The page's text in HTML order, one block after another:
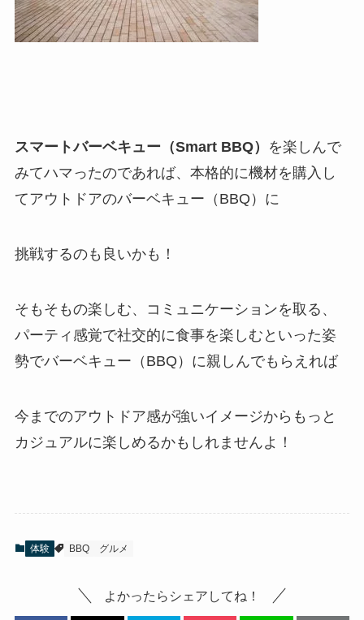
スマートバーベキュー（Smart BBQ）
を楽しんで
みてハマったのであれば、本格的に機材を購入し
てアウトドアのバーベキュー（BBQ）に
挑戦するのも良いかも！
そもそもの楽しむ、コミュニケーションを取る、
パーティ感覚で社交的に食事を楽しむといった姿
勢でバーベキュー（BBQ）に親しんでもらえれば
今までのアウトドア感が強いイメージからもっと
カジュアルに楽しめるかもしれませんよ！
体験 BBQ グルメ
よかったらシェアしてね！